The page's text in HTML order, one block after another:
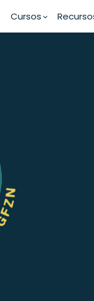
Cursos